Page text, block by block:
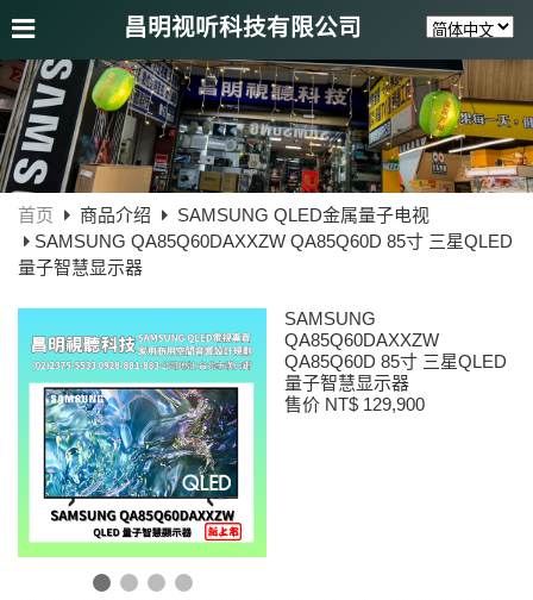
昌明视听科技有限公司
首页 商品介绍
SAMSUNG QLED金属量子电视
SAMSUNG QA85Q60DAXXZW QA85Q60D 85寸 三星QLED
量子智慧显示器
SAMSUNG
QA85Q60DAXXZW
QA85Q60D 85寸 三星QLED
量子智慧显示器
售价 NT$ 129,900